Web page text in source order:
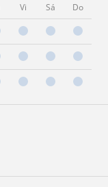
Vi Sá Do